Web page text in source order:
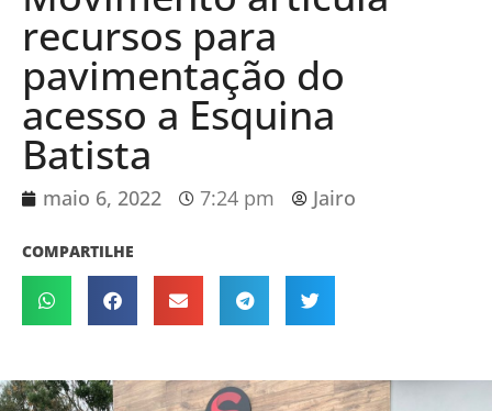
recursos para
pavimentação do
acesso a Esquina
Batista
maio 6, 2022 7:24 pm Jairo
COMPARTILHE